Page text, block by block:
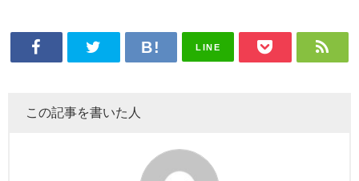
LINE
この記事を書いた人